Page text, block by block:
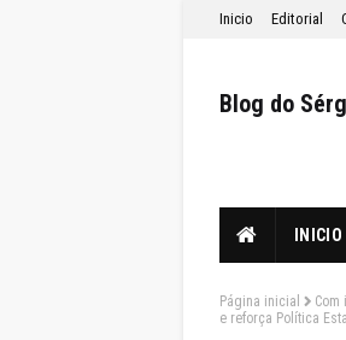
Inicio Editorial
Blog do
INICIO
Página inicial
e reforça Política